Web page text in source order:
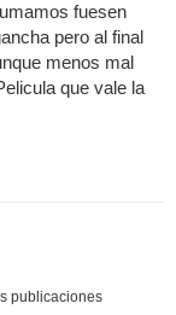
fuesen
pero al final
menos mal
que vale la
publicaciones